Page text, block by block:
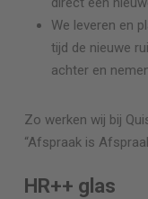
We leveren en
tijd de nieuwe
achter en
Zo werken wij bij
“Afspraak is
HR++ glas